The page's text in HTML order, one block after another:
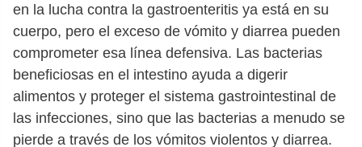
en la lucha contra la gastroenteritis ya está en su
cuerpo, pero el exceso de vómito y diarrea pueden
comprometer esa línea defensiva. Las bacterias
beneficiosas en el intestino ayuda a digerir
alimentos y proteger el sistema gastrointestinal de
las infecciones, sino que las bacterias a menudo se
pierde a través de los vómitos violentos y diarrea.